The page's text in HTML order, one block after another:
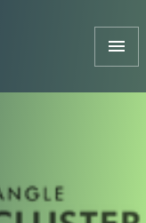
menu